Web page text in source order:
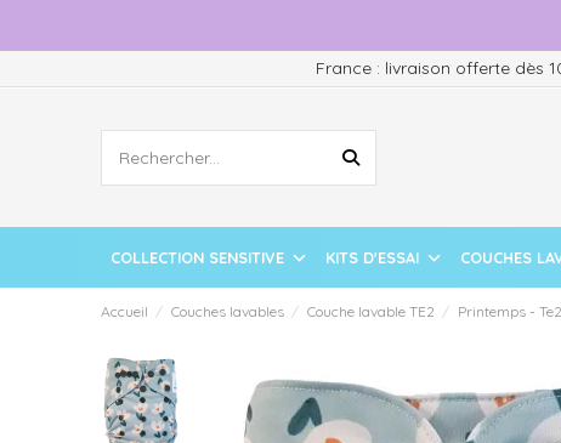
France : livraison offerte dès
COLLECTION SENSITIVE KITS D'ESSAI COUCHES
Accueil Couches lavables Couche lavable TE2 Printemps -